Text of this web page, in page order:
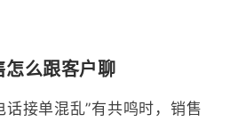
怎么跟客户聊
话接单混乱”有共鸣时，销售